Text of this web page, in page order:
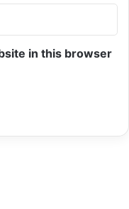
in this browser